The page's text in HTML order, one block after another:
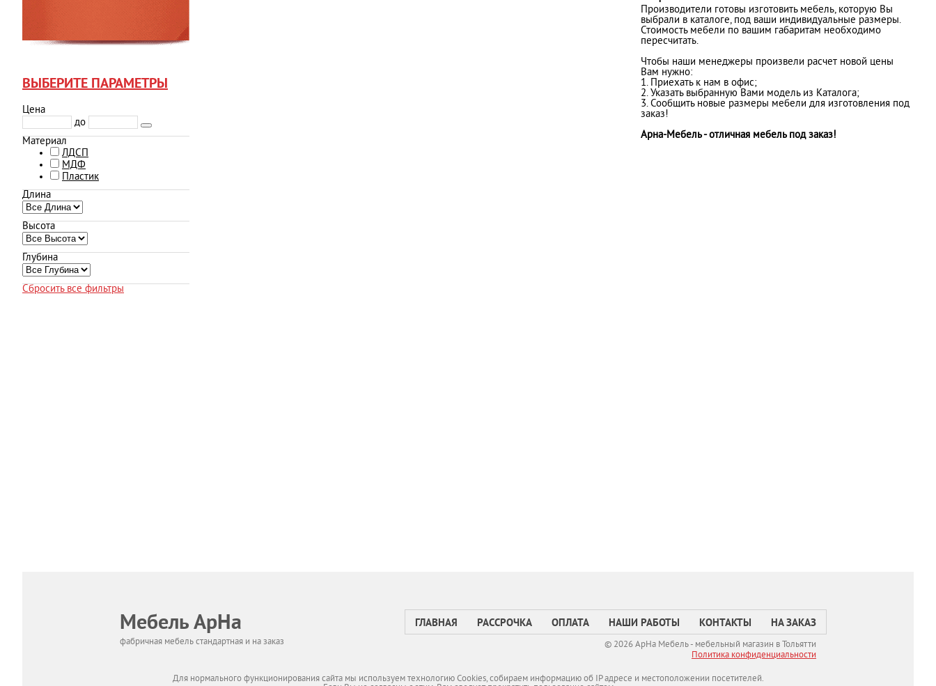
ВЫБЕРИТЕ ПАРАМЕТРЫ
Цена
до
Материал
ЛДСП
МДФ
Пластик
Длина
Высота
Глубина
Сбросить все фильтры
Производители готовы изготовить мебель, которую Вы
выбрали в каталоге, под ваши индивидуальные размеры.
Стоимость мебели по вашим габаритам необходимо
пересчитать.
Чтобы наши менеджеры произвели расчет новой цены
Вам нужно:
1. Приехать к нам в офис;
2. Указать выбранную Вами модель из Каталога;
3. Сообщить новые размеры мебели для изготовления под
заказ!
Арна-Мебель - отличная мебель под заказ!
Мебель АрНа
фабричная мебель стандартная и на заказ
ГЛАВНАЯ РАССРОЧКА ОПЛАТА НАШИ РАБОТЫ КОНТАКТЫ НА ЗАКАЗ
© 2026 АрНа Мебель - мебельный магазин в Тольятти
Политикa конфиденциальности
Для нормального функционирования сайта мы используем технологию Cookies, собираем информацию об IP адресе и местоположении посетителей.